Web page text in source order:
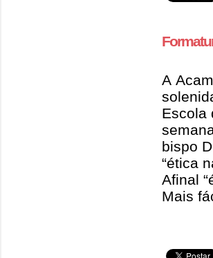
A
Escola
bispo
“ética
Afinal
Mais